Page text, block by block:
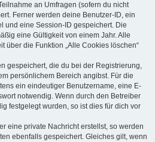
an Umfragen (sofern du nicht
Ferner werden deine Benutzer-ID, ein
und eine Session-ID gespeichert. Die
eine Gültigkeit von einem Jahr. Alle
über die Funktion „Alle Cookies löschen“
gespeichert, die du bei der Registrierung,
persönlichem Bereich angibst. Für die
ein eindeutiger Benutzername, eine E-
notwendig. Wenn durch den Betreiber
festgelegt wurden, so ist dies für dich vor
eine private Nachricht erstellst, so werden
ebenfalls gespeichert. Gleiches gilt, wenn